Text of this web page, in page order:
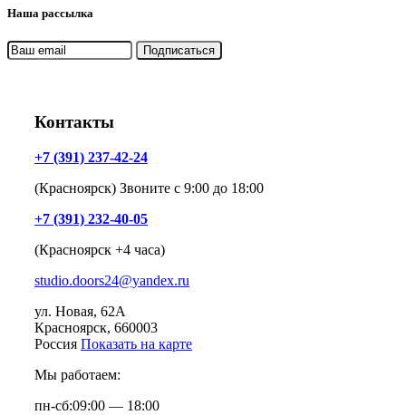
Наша рассылка
Контакты
+7 (391) 237-42-24
(Красноярск) Звоните с 9:00 до 18:00
+7 (391) 232-40-05
(Красноярск +4 часа)
studio.doors24@yandex.ru
ул. Новая, 62А
Красноярск, 660003
Россия Показать на карте
Мы работаем:
пн-сб:09:00 — 18:00